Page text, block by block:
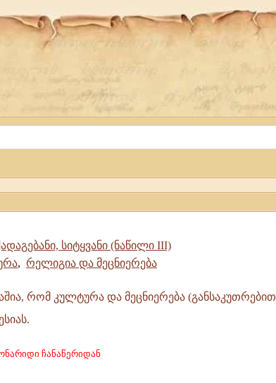
სიტყვანი (ნაწილი III)
, რელიგია და მეცნიერება
რომ კულტურა და მეცნიერება (განსაკუთრებით
ჩანაწერიდან